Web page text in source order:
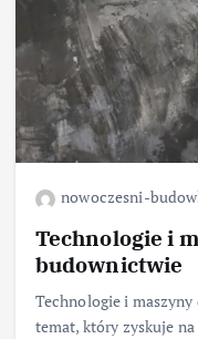
nowoczesni-
Technologie i
budownictwie
Technologie i
temat, który zyskuje